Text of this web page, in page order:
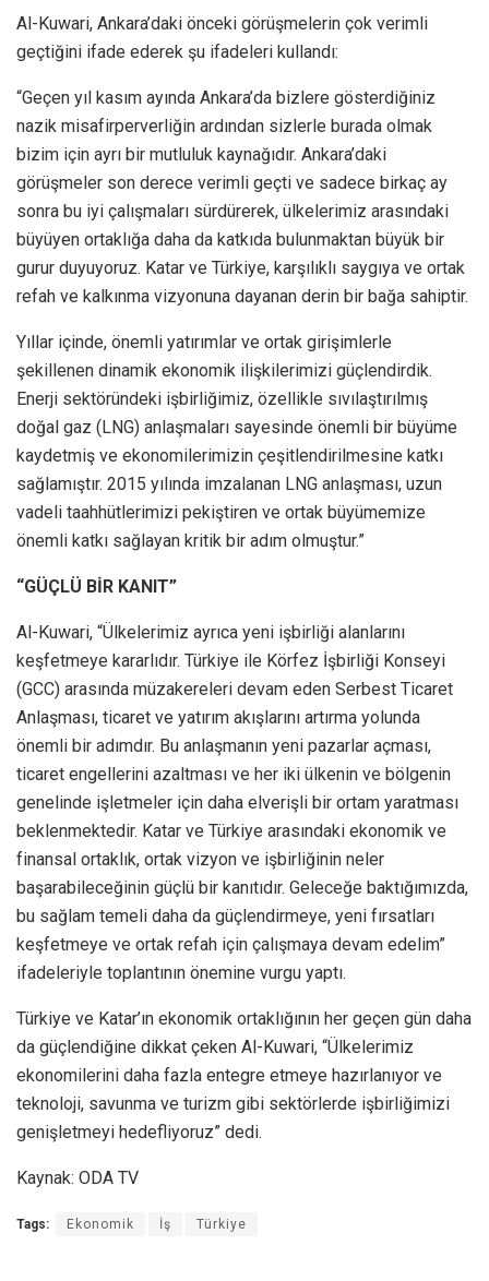
Al-Kuwari, Ankara’daki önceki görüşmelerin çok verimli
geçtiğini ifade ederek şu ifadeleri kullandı:
“Geçen yıl kasım ayında Ankara’da bizlere gösterdiğiniz
nazik misafirperverliğin ardından sizlerle burada olmak
bizim için ayrı bir mutluluk kaynağıdır. Ankara’daki
görüşmeler son derece verimli geçti ve sadece birkaç ay
sonra bu iyi çalışmaları sürdürerek, ülkelerimiz arasındaki
büyüyen ortaklığa daha da katkıda bulunmaktan büyük bir
gurur duyuyoruz. Katar ve Türkiye, karşılıklı saygıya ve ortak
refah ve kalkınma vizyonuna dayanan derin bir bağa sahiptir.
Yıllar içinde, önemli yatırımlar ve ortak girişimlerle
şekillenen dinamik ekonomik ilişkilerimizi güçlendirdik.
Enerji sektöründeki işbirliğimiz, özellikle sıvılaştırılmış
doğal gaz (LNG) anlaşmaları sayesinde önemli bir büyüme
kaydetmiş ve ekonomilerimizin çeşitlendirilmesine katkı
sağlamıştır. 2015 yılında imzalanan LNG anlaşması, uzun
vadeli taahhütlerimizi pekiştiren ve ortak büyümemize
önemli katkı sağlayan kritik bir adım olmuştur.”
“GÜÇLÜ BİR KANIT”
Al-Kuwari, “Ülkelerimiz ayrıca yeni işbirliği alanlarını
keşfetmeye kararlıdır. Türkiye ile Körfez İşbirliği Konseyi
(GCC) arasında müzakereleri devam eden Serbest Ticaret
Anlaşması, ticaret ve yatırım akışlarını artırma yolunda
önemli bir adımdır. Bu anlaşmanın yeni pazarlar açması,
ticaret engellerini azaltması ve her iki ülkenin ve bölgenin
genelinde işletmeler için daha elverişli bir ortam yaratması
beklenmektedir. Katar ve Türkiye arasındaki ekonomik ve
finansal ortaklık, ortak vizyon ve işbirliğinin neler
başarabileceğinin güçlü bir kanıtıdır. Geleceğe baktığımızda,
bu sağlam temeli daha da güçlendirmeye, yeni fırsatları
keşfetmeye ve ortak refah için çalışmaya devam edelim”
ifadeleriyle toplantının önemine vurgu yaptı.
Türkiye ve Katar’ın ekonomik ortaklığının her geçen gün daha
da güçlendiğine dikkat çeken Al-Kuwari, “Ülkelerimiz
ekonomilerini daha fazla entegre etmeye hazırlanıyor ve
teknoloji, savunma ve turizm gibi sektörlerde işbirliğimizi
genişletmeyi hedefliyoruz” dedi.
Kaynak: ODA TV
Tags: Ekonomik İş Türkiye